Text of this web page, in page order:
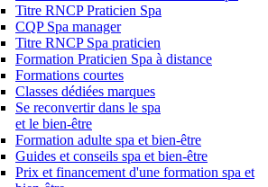
Titre RNCP Praticien Spa
CQP Spa manager
Titre RNCP Spa praticien
Formation Praticien Spa à distance
Formations courtes
Classes dédiées marques
Se reconvertir dans le spa
et le bien-être
Formation adulte spa et bien-être
Guides et conseils spa et bien-être
Prix et financement d'une formation spa et